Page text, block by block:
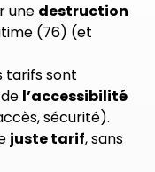
une destruction
(76) (et
tarifs sont
l’accessibilité
sécurité).
juste tarif, sans